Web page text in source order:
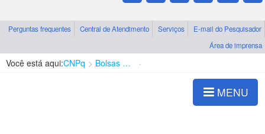
Perguntas frequentes Central de Atendimento Serviços
E-mail do Pesquisador
Área de imprensa
Você está aqui:CNPq Bolsas e Auxílios Vigentes
MENU